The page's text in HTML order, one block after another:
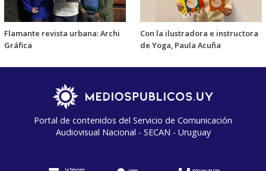
Flamante revista urbana: Archi
Gráfica
Con la ilustradora e instructora
de Yoga, Paula Acuña
Portal de contenidos del Servicio de Comunicación
Audiovisual Nacional - SECAN - Uruguay